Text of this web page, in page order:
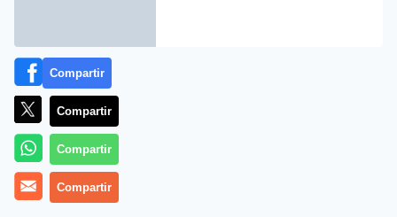
Más información
Compartir
Compartir
Compartir
Compartir